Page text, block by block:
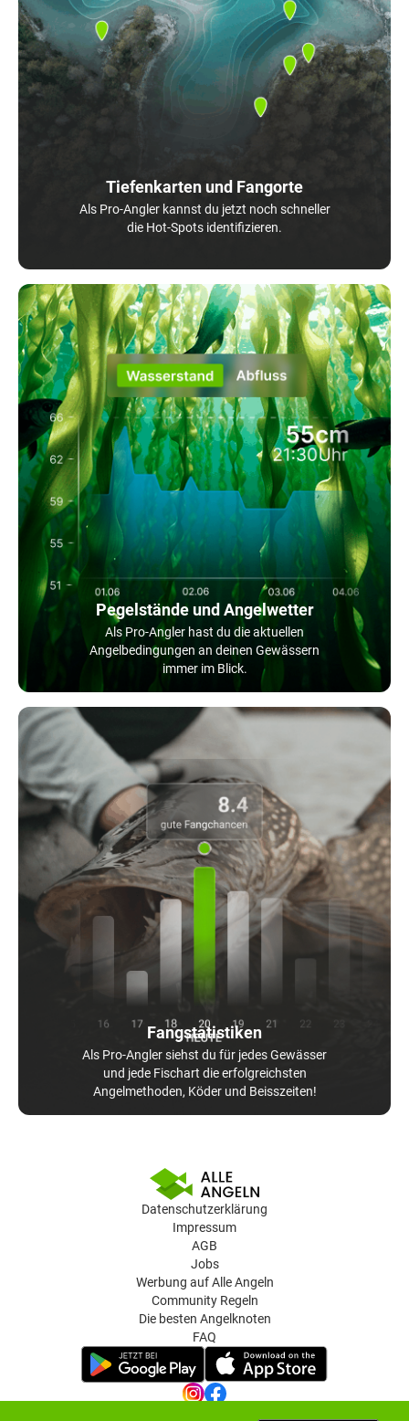
Tiefenkarten und Fangorte
Als Pro-Angler kannst du jetzt noch schneller
die Hot-Spots identifizieren.
Pegelstände und Angelwetter
Als Pro-Angler hast du die aktuellen
Angelbedingungen an deinen Gewässern
immer im Blick.
Fangstatistiken
Als Pro-Angler siehst du für jedes Gewässer
und jede Fischart die erfolgreichsten
Angelmethoden, Köder und Beisszeiten!
Datenschutzerklärung
Impressum
AGB
Jobs
Werbung auf Alle Angeln
Community Regeln
Die besten Angelknoten
FAQ